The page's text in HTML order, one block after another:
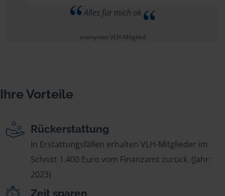
Alles für mich ok
anonymes VLH-Mitglied
Ihre Vorteile
Rückerstattung
In Erstattungsfällen erhalten VLH-Mitglieder im
Schnitt 1.400 Euro vom Finanzamt zurück. (Jahr:
2023)
Zeit sparen